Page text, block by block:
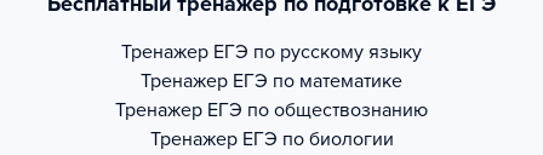
Тренажер ЕГЭ по русскому языку
Тренажер ЕГЭ по математике
Тренажер ЕГЭ по обществознанию
Тренажер ЕГЭ по биологии